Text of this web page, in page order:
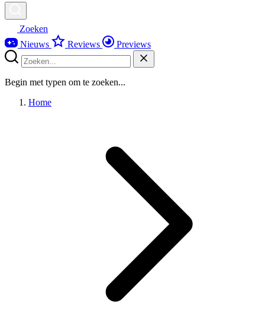
Zoeken
Nieuws
Reviews Previews
Begin met typen om te zoeken...
Home